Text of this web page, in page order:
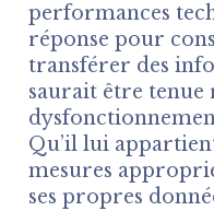
performances
réponse pour
transférer des
saurait être tenue
Qu’il lui
mesures
ses propres